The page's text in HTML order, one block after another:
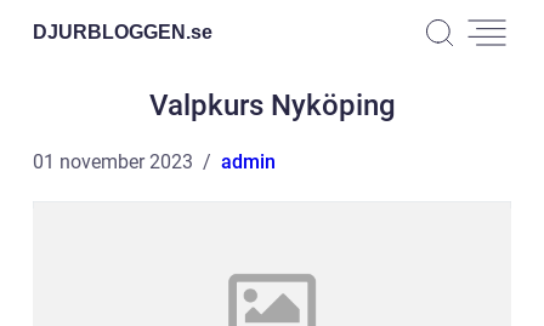
DJURBLOGGEN.se
Valpkurs Nyköping
01 november 2023 admin